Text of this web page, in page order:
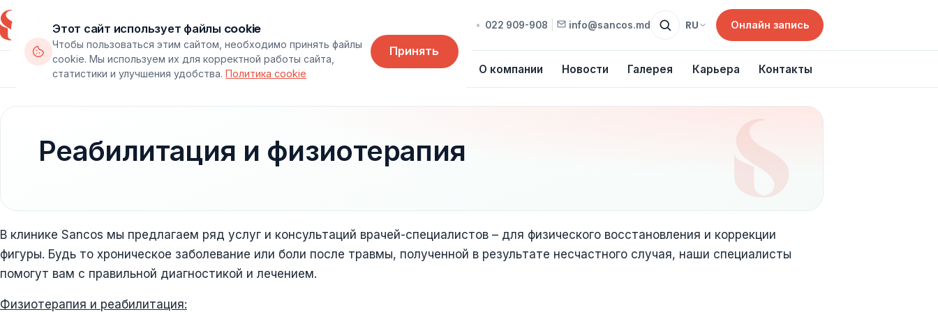
• 022 909-908 info@sancos.md RU Онлайн запись
Департаменты Врачи Пакеты Курсы Прайс-лист О компании Новости Галерея Карьера Контакты
Реабилитация и физиотерапия
В клинике Sancos мы предлагаем ряд услуг и консультаций врачей-специалистов – для физического восстановления и коррекции
фигуры. Будь то хроническое заболевание или боли после травмы, полученной в результате несчастного случая, наши специалисты
помогут вам с правильной диагностикой и лечением.
Физиотерапия и реабилитация:
Этот сайт использует файлы cookie
Чтобы пользоваться этим сайтом, необходимо принять файлы
cookie. Мы используем их для корректной работы сайта,
статистики и улучшения удобства.Политика cookie
Принять